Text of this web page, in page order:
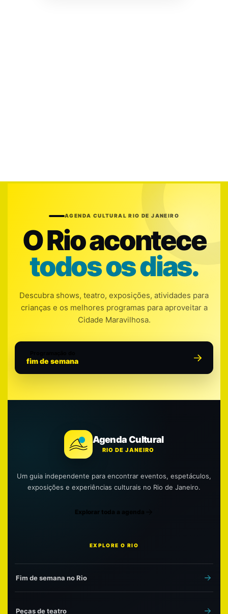
AGENDA CULTURAL RIO DE JANEIRO
O Rio acontece
todos os dias.
Descubra shows, teatro, exposições, atividades para
crianças e os melhores programas para aproveitar a
Cidade Maravilhosa.
fim de semana
Agenda Cultural
RIO DE JANEIRO
Um guia independente para encontrar eventos, espetáculos,
exposições e experiências culturais no Rio de Janeiro.
Explorar toda a agenda
EXPLORE O RIO
Fim de semana no Rio
Peças de teatro